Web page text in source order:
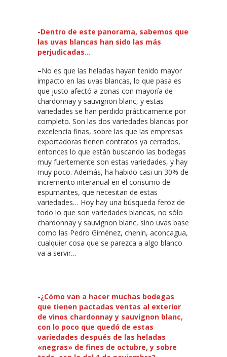
-Dentro de este panorama, sabemos que
las uvas blancas han sido las más
perjudicadas…
–No es que las heladas hayan tenido mayor
impacto en las uvas blancas, lo que pasa es
que justo afectó a zonas con mayoría de
chardonnay y sauvignon blanc, y estas
variedades se han perdido prácticamente por
completo. Son las dos variedades blancas por
excelencia finas, sobre las que las empresas
exportadoras tienen contratos ya cerrados,
entonces lo que están buscando las bodegas
muy fuertemente son estas variedades, y hay
muy poco. Además, ha habido casi un 30% de
incremento interanual en el consumo de
espumantes, que necesitan de estas
variedades… Hoy hay una búsqueda feroz de
todo lo que son variedades blancas, no sólo
chardonnay y sauvignon blanc, sino uvas base
como las Pedro Giménez, chenin, aconcagua,
cualquier cosa que se parezca a algo blanco
va a servir…
-¿Cómo van a hacer muchas bodegas
que tienen pactadas ventas al exterior
de vinos chardonnay y sauvignon blanc,
con lo poco que quedó de estas
variedades después de las heladas
«negras» de fines de octubre, y sobre